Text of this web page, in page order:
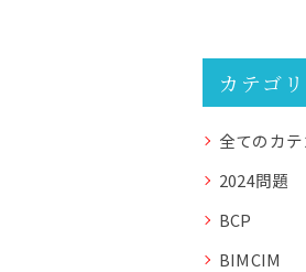
カテゴ
全てのカ
2024問題
BCP
BIMCIM